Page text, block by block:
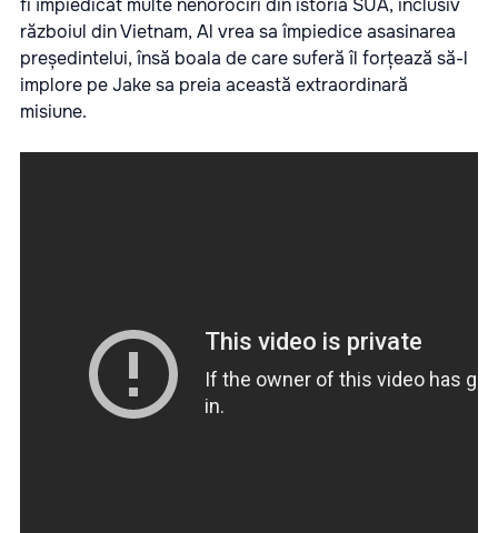
fi împiedicat multe nenorociri din istoria SUA, inclusiv
războiul din Vietnam, Al vrea sa împiedice asasinarea
președintelui, însă boala de care suferă îl forțează să-l
implore pe Jake sa preia această extraordinară
misiune.